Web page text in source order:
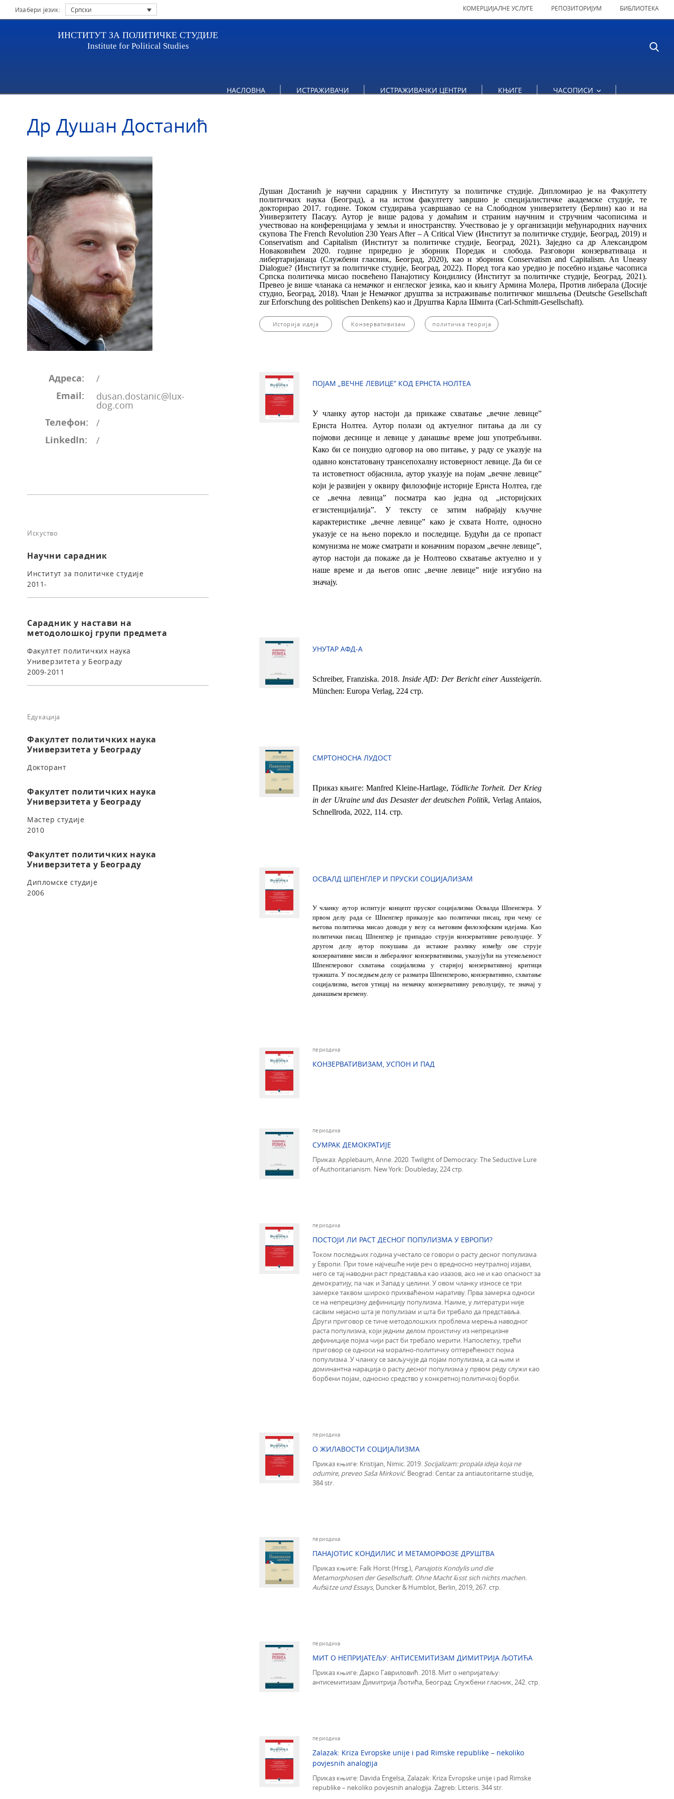
Изабери језик: Српски КОМЕРЦИЈАЛНЕ УСЛУГЕ РЕПОЗИТОРИЈУМ БИБЛИОТЕКА
ИНСТИТУТ ЗА ПОЛИТИЧКЕ СТУДИЈЕ
Institute for Political Studies
НАСЛОВНА ИСТРАЖИВАЧИ ИСТРАЖИВАЧКИ ЦЕНТРИ КЊИГЕ ЧАСОПИСИ
Др Душан Достанић
Адреса: /
Email: dusan.dostanic@lux-
dog.com
Телефон: /
LinkedIn: /
Искуство
Научни сарадник
Институт за политичке студије
2011-
Сарадник у настави на
методолошкој групи предмета
Факултет политичких наука
Универзитета у Београду
2009-2011
Едукација
Факултет политичких наука
Универзитета у Београду
Докторант
Факултет политичких наука
Универзитета у Београду
Мастер студије
2010
Факултет политичких наука
Универзитета у Београду
Дипломске студије
2006
Душан Достанић је научни сарадник у Институту за политичке студије. Дипломирао је на Факултету
политичких наука (Београд), а на истом факултету завршио је специјалистичке академске студије, те
докторирао 2017. године. Током студирања усавршавао се на Слободном универзитету (Берлин) као и на
Универзитету Пасауу. Аутор је више радова у домаћим и страним научним и стручним часописима и
учествовао на конференцијама у земљи и иностранству. Учествовао је у организацији међународних научних
скупова The French Revolution 230 Years After – A Critical View (Институт за политичке студије, Београд, 2019) и
Conservatism and Capitalism (Институт за политичке студије, Београд, 2021). Заједно са др Александром
Новаковићем 2020. године приредио је зборник Поредак и слобода. Разговори конзервативаца и
либертаријанаца (Службени гласник, Београд, 2020), као и зборник Conservatism and Capitalism. An Uneasy
Dialogue? (Институт за политичке студије, Београд, 2022). Поред тога као уредио је посебно издање часописа
Српска политичка мисао посвећено Панајотису Кондилису (Институт за политичке студије, Београд, 2021).
Превео је више чланака са немачког и енглеског језика, као и књигу Армина Молера, Против либерала (Досије
студио, Београд, 2018). Члан је Немачког друштва за истраживање политичког мишљења (Deutsche Gesellschaft
zur Erforschung des politischen Denkens) као и Друштва Карла Шмита (Carl-Schmitt-Gesellschaft).
Историја идеја Конзервативизам политичка теорија
ПОЈАМ „ВЕЧНЕ ЛЕВИЦЕ” КОД ЕРНСТА НОЛТЕА
У чланку аутор настоји да прикаже схватање „вечне левице”
Ернста Нолтеа. Аутор полази од актуелног питања да ли су
појмови деснице и левице у данашње време још употребљиви.
Како би се понудио одговор на ово питање, у раду се указује на
одавно констатовану трансепохалну истоверност левице. Да би се
та истоветност објаснила, аутор указује на појам „вечне левице”
који је развијен у оквиру филозофије историје Ернста Нолтеа, где
се „вечна левица” посматра као једна од „историјских
егзистенцијалија”. У тексту се затим набрајају кључне
карактеристике „вечне левице” како је схвата Нолте, односно
указује се на њено порекло и последице. Будући да се пропаст
комунизма не може сматрати и коначним поразом „вечне левице”,
аутор настоји да покаже да је Нолтеово схватање актуелно и у
наше време и да његов опис „вечне левице” није изгубио на
значају.
УНУТАР АФД-А
Schreiber, Franziska. 2018. Inside AfD: Der Bericht einer Aussteigerin.
München: Europa Verlag, 224 стр.
СМРТОНОСНА ЛУДОСТ
Приказ књиге: Manfred Kleine-Hartlage, Tödliche Torheit. Der Krieg
in der Ukraine und das Desaster der deutschen Politik, Verlag Antaios,
Schnellroda, 2022, 114. стр.
ОСВАЛД ШПЕНГЛЕР И ПРУСКИ СОЦИЈАЛИЗАМ
У чланку аутор испитује концепт пруског социјализма Освалда Шпенглера. У
првом делу рада се Шпенглер приказује као политички писац, при чему се
његова политичка мисао доводи у везу са његовим филозофским идејама. Као
политички писац Шпенглер је припадао струји конзервативне револуције. У
другом делу аутор покушава да истакне разлику између ове струје
конзервативне мисли и либералног конзервативизма, указујући на утемељеност
Шпенглеровог схватања социјализма у старијој конзервативној критици
тржишта. У последњем делу се разматра Шпенглерово, конзервативно, схватање
социјализма, његов утицај на немачку конзервативну револуцију, те значај у
данашњем времену.
периодика
КОНЗЕРВАТИВИЗАМ, УСПОН И ПАД
периодика
СУМРАК ДЕМОКРАТИЈЕ
Приказ: Applebaum, Anne. 2020. Twilight of Democracy: The Seductive Lure
of Authoritarianism. New York: Doubleday, 224 стр.
периодика
ПОСТОЈИ ЛИ РАСТ ДЕСНОГ ПОПУЛИЗМА У ЕВРОПИ?
Током последњих година учестало се говори о расту десног популизма
у Европи. При томе најчешће није реч о вредносно неутралној изјави,
него се тај наводни раст представља као изазов, ако не и као опасност за
демократију, па чак и Запад у целини. У овом чланку износе се три
замерке таквом широко прихваћеном наративу. Прва замерка односи
се на непрецизну дефиницију популизма. Наиме, у литератури није
сасвим нејасно шта је популизам и шта би требало да представља.
Други приговор се тиче методолошких проблема мерења наводног
раста популизма, који једним делом проистичу из непрецизне
дефиниције појма чији раст би требало мерити. Напослетку, трећи
приговор се односи на морално-политичку оптерећеност појма
популизма. У чланку се закључује да појам популизма, а са њим и
доминантна нарација о расту десног популизма у првом реду служи као
борбени појам, односно средство у конкретној политичкој борби.
периодика
О ЖИЛАВОСТИ СОЦИЈАЛИЗМА
Приказ књиге: Kristijan, Nimic. 2019.Socijalizam:propala ideja koja ne
odumire, preveo Saša Mirković. Beograd: Centar za antiautoritarne studije,
384 str.
периодика
ПАНАЈОТИС КОНДИЛИС И МЕТАМОРФОЗЕ ДРУШТВА
Приказ књиге: Falk Horst (Hrsg.), Panajotis Kondylis und die
Metamorphosen der Gesellschaft.Ohne Macht lässt sich nichts machen.
Aufsätze und Essays, Duncker & Humblot, Berlin, 2019, 267. стр.
периодика
МИТ О НЕПРИЈАТЕЉУ: АНТИСЕМИТИЗАМ ДИМИТРИЈА ЉОТИЋА
Приказ књиге: Даркo Гавриловић. 2018. Мит о непријатељу:
антисемитизам Димитрија Љотића, Београд: Службени гласник, 242. стр.
периодика
Zalazak: Kriza Evropske unije i pad Rimske republike – nekoliko
povjesnih analogija
Приказ књиге: Davida Engelsa, Zalazak: Kriza Evropske unije i pad Rimske
republike – nekoliko povjesnih analogija. Zagreb: Litteris. 344 str.